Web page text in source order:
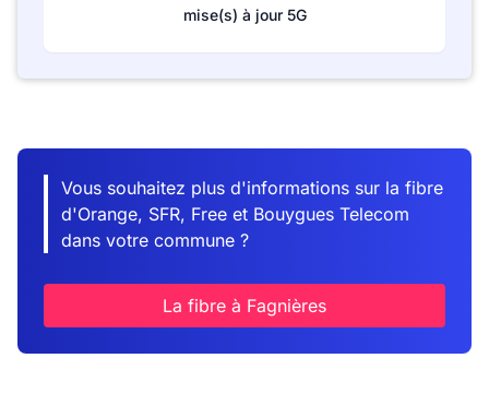
mise(s) à jour 5G
Vous souhaitez plus d'informations sur la fibre
d'Orange, SFR, Free et Bouygues Telecom
dans votre commune ?
La fibre à Fagnières